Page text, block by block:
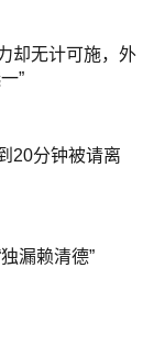
却无计可施，外
”
20分钟被请离
漏赖清德”